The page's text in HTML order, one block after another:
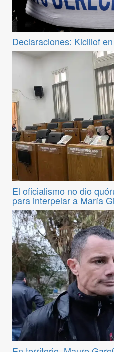
Declaraciones: Kicillof
El oficialismo no dio
para interpelar a María